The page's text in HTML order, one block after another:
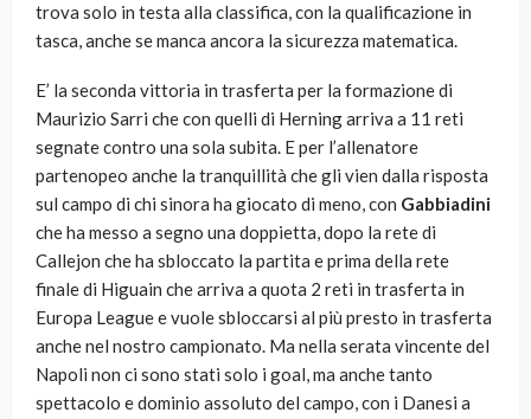
trova solo in testa alla classifica, con la qualificazione in
tasca, anche se manca ancora la sicurezza matematica.
E’ la seconda vittoria in trasferta per la formazione di
Maurizio Sarri che con quelli di Herning arriva a 11 reti
segnate contro una sola subita. E per l’allenatore
partenopeo anche la tranquillità che gli vien dalla risposta
sul campo di chi sinora ha giocato di meno, con Gabbiadini
che ha messo a segno una doppietta, dopo la rete di
Callejon che ha sbloccato la partita e prima della rete
finale di Higuain che arriva a quota 2 reti in trasferta in
Europa League e vuole sbloccarsi al più presto in trasferta
anche nel nostro campionato. Ma nella serata vincente del
Napoli non ci sono stati solo i goal, ma anche tanto
spettacolo e dominio assoluto del campo, con i Danesi a